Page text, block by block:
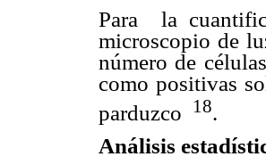
Para
la
microscopio de
número de
como positivas
parduzco
18.
Análisis